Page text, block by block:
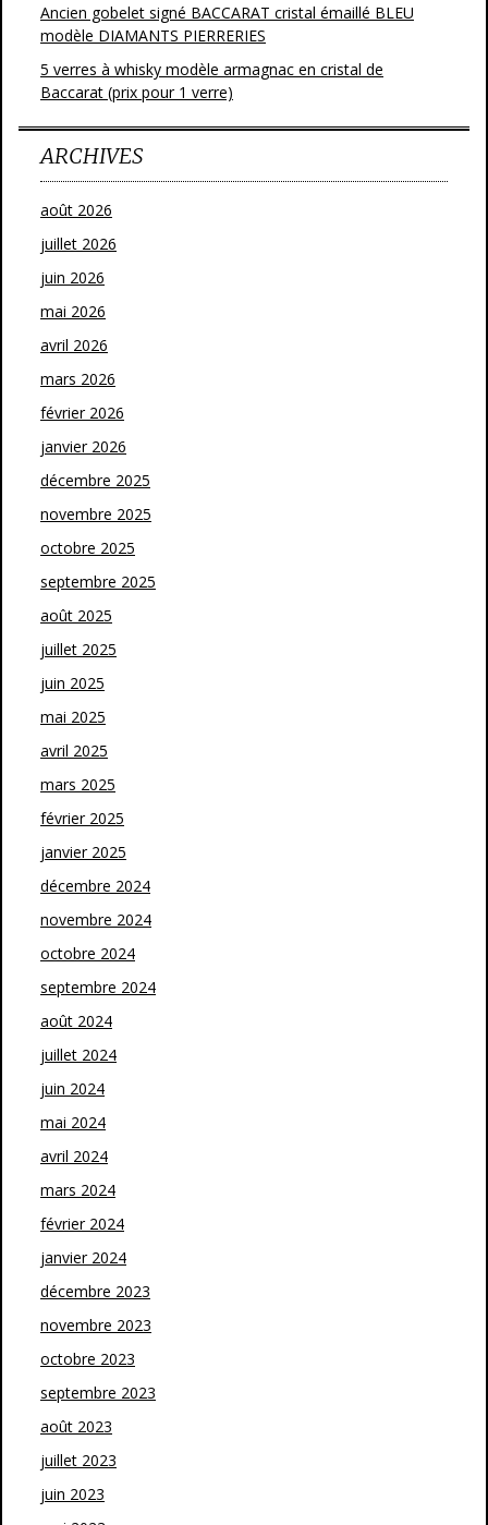
Ancien gobelet signé BACCARAT cristal émaillé BLEU
modèle DIAMANTS PIERRERIES
5 verres à whisky modèle armagnac en cristal de
Baccarat (prix pour 1 verre)
ARCHIVES
août 2026
juillet 2026
juin 2026
mai 2026
avril 2026
mars 2026
février 2026
janvier 2026
décembre 2025
novembre 2025
octobre 2025
septembre 2025
août 2025
juillet 2025
juin 2025
mai 2025
avril 2025
mars 2025
février 2025
janvier 2025
décembre 2024
novembre 2024
octobre 2024
septembre 2024
août 2024
juillet 2024
juin 2024
mai 2024
avril 2024
mars 2024
février 2024
janvier 2024
décembre 2023
novembre 2023
octobre 2023
septembre 2023
août 2023
juillet 2023
juin 2023